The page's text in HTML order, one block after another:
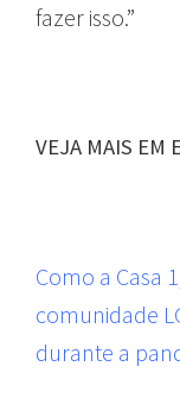
fazer isso.”
VEJA MAIS EM
Como a Casa
comunidade
durante a